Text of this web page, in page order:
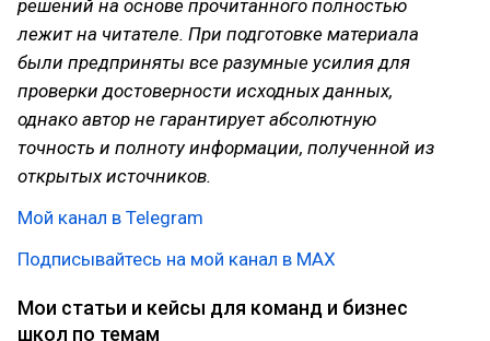
решений на основе прочитанного полностью
лежит на читателе. При подготовке материала
были предприняты все разумные усилия для
проверки достоверности исходных данных,
однако автор не гарантирует абсолютную
точность и полноту информации, полученной из
открытых источников.
Мой канал в Telegram
Подписывайтесь на мой канал в МАХ
Мои статьи и кейсы для команд и бизнес
школ по темам